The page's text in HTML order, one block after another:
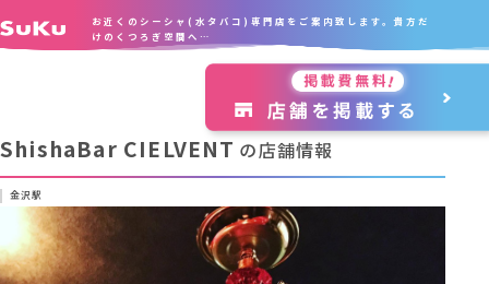
お近くのシーシャ(水タバコ)専門店をご案内致します。貴方だ
けのくつろぎ空間へ…
ShishaBar CIELVENT の店舗情報
金沢駅